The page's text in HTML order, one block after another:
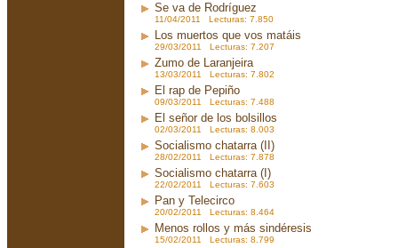
Se va de Rodríguez
11/04/2011 Lecturas: 7.850
Los muertos que vos matáis
29/03/2011 Lecturas: 7.207
Zumo de Laranjeira
13/03/2011 Lecturas: 7.802
El rap de Pepiño
09/03/2011 Lecturas: 7.488
El señor de los bolsillos
02/03/2011 Lecturas: 8.003
Socialismo chatarra (II)
28/02/2011 Lecturas: 7.878
Socialismo chatarra (I)
22/02/2011 Lecturas: 7.603
Pan y Telecirco
20/02/2011 Lecturas: 8.464
Menos rollos y más sindéresis
15/02/2011 Lecturas: 8.799